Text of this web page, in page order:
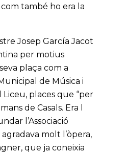
també ho era la
Josep García Jacot
per motius
plaça com a
de Música i
Liceu, places que “per
de Casals. Era l
l’Associació
molt l’òpera,
que ja coneixia